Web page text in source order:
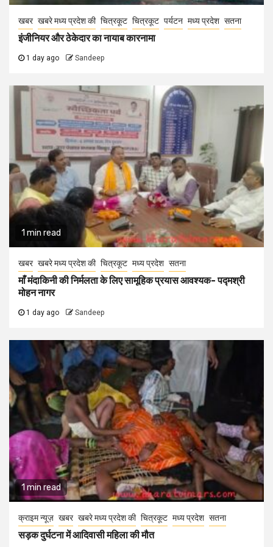
खबर खबरे मध्य प्रदेश की चित्रकूट चित्रकूट पर्यटन मध्य प्रदेश सतना
इंजीनियर और ठेकेदार का नायाब कारनामा
1 day ago Sandeep
1 min read
खबर खबरे मध्य प्रदेश की चित्रकूट मध्य प्रदेश सतना
माँ मंदाकिनी की निर्मलता के लिए सामूहिक प्रयास आवश्यक- पद्मश्री
मोहन नागर
1 day ago Sandeep
1 min read
क्राइम न्यूज़ खबर खबरे मध्य प्रदेश की चित्रकूट मध्य प्रदेश सतना
सड़क दुर्घटना में आदिवासी महिला की मौत